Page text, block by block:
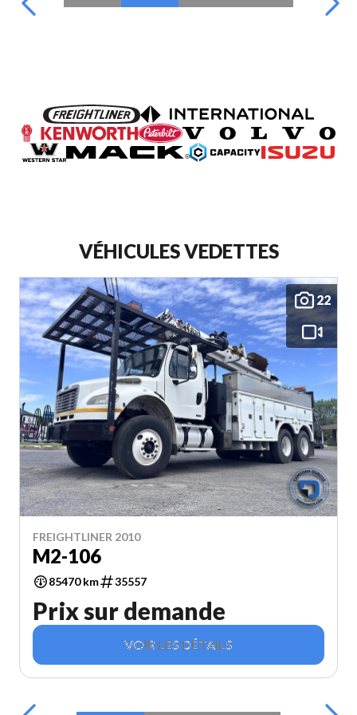
VÉHICULES VEDETTES
22
FREIGHTLINER 2010
M2-106
85470 km 35557
Prix sur demande
VOIR LES DÉTAILS